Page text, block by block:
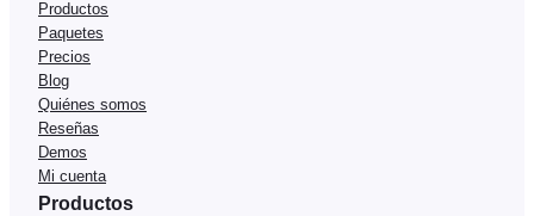
Productos
Paquetes
Precios
Blog
Quiénes somos
Reseñas
Demos
Mi cuenta
Productos